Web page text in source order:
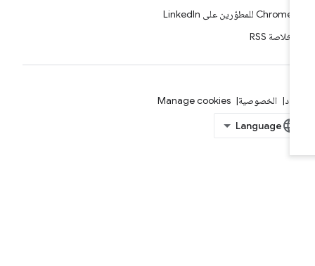
Chrome للمطوّرين على LinkedIn
خلاصة RSS
الخصوصية Manage cookies